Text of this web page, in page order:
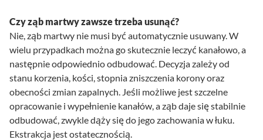
Czy ząb martwy zawsze trzeba usunąć?
Nie, ząb martwy nie musi być automatycznie usuwany. W
wielu przypadkach można go skutecznie leczyć kanałowo, a
następnie odpowiednio odbudować. Decyzja zależy od
stanu korzenia, kości, stopnia zniszczenia korony oraz
obecności zmian zapalnych. Jeśli możliwe jest szczelne
opracowanie i wypełnienie kanałów, a ząb daje się stabilnie
odbudować, zwykle dąży się do jego zachowania w łuku.
Ekstrakcja jest ostatecznością.